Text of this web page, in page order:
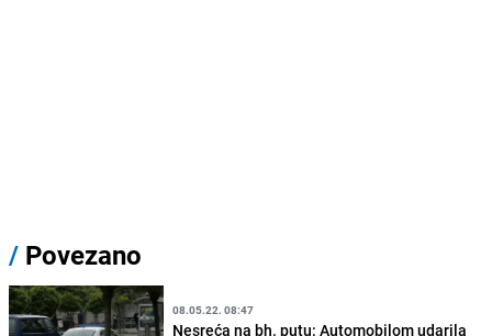
/ Povezano
08.05.22. 08:47
Nesreća na bh. putu: Automobilom udarila